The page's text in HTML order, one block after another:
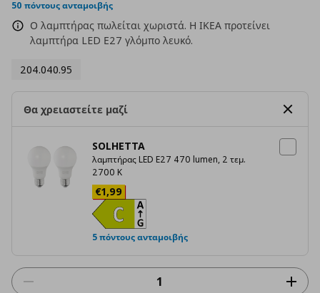
rating
50 πόντους ανταμοιβής
Ο λαμπτήρας πωλείται χωριστά. Η ΙΚΕΑ προτείνει
λαμπτήρα LED Ε27 γλόμπο λευκό.
204.040.95
Θα χρειαστείτε μαζί
SOLHETTA
λαμπτήρας LED E27 470 lumen, 2 τεμ.
2700 K
€1,99
Τρέχουσα τιμή
5 πόντους ανταμοιβής